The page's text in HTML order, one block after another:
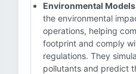
Environmental
the environmental
operations, helping
footprint and comply
regulations. They
pollutants and predict